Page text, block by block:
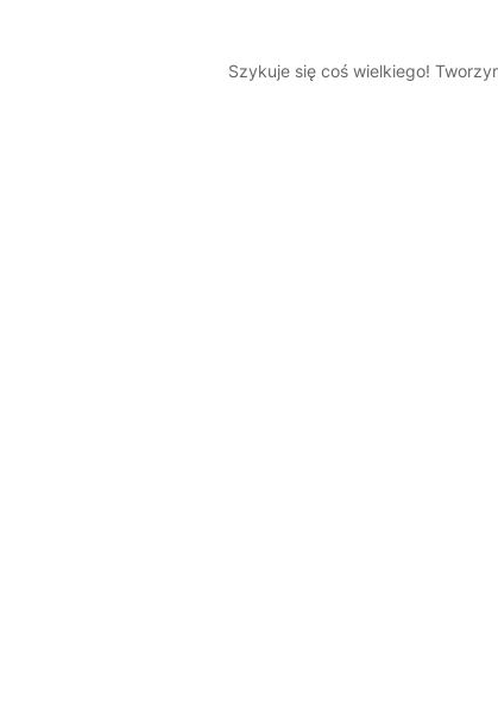
Szykuje się coś wielkiego!